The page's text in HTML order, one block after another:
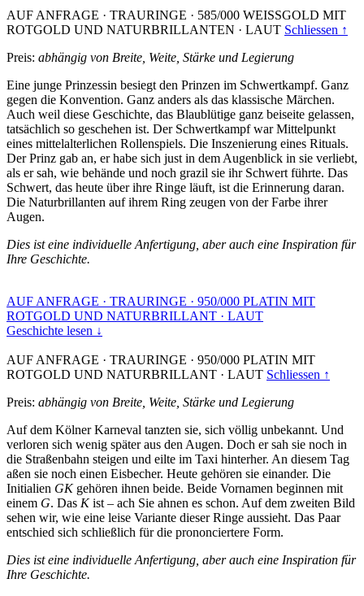
AUF ANFRAGE · TRAURINGE · 585/000 WEISSGOLD MIT
ROTGOLD UND NATURBRILLANTEN · LAUT Schliessen ↑
Preis: abhängig von Breite, Weite, Stärke und Legierung
Eine junge Prinzessin besiegt den Prinzen im Schwertkampf. Ganz
gegen die Konvention. Ganz anders als das klassische Märchen.
Auch weil diese Geschichte, das Blaublütige ganz beiseite gelassen,
tatsächlich so geschehen ist. Der Schwertkampf war Mittelpunkt
eines mittelalterlichen Rollenspiels. Die Inszenierung eines Rituals.
Der Prinz gab an, er habe sich just in dem Augenblick in sie verliebt,
als er sah, wie behände und noch grazil sie ihr Schwert führte. Das
Schwert, das heute über ihre Ringe läuft, ist die Erinnerung daran.
Die Naturbrillanten auf ihrem Ring zeugen von der Farbe ihrer
Augen.
Dies ist eine individuelle Anfertigung, aber auch eine Inspiration für
Ihre Geschichte.
AUF ANFRAGE · TRAURINGE · 950/000 PLATIN MIT
ROTGOLD UND NATURBRILLANT · LAUT
Geschichte lesen ↓
AUF ANFRAGE · TRAURINGE · 950/000 PLATIN MIT
ROTGOLD UND NATURBRILLANT · LAUT Schliessen ↑
Preis: abhängig von Breite, Weite, Stärke und Legierung
Auf dem Kölner Karneval tanzten sie, sich völlig unbekannt. Und
verloren sich wenig später aus den Augen. Doch er sah sie noch in
die Straßenbahn steigen und eilte im Taxi hinterher. An diesem Tag
aßen sie noch einen Eisbecher. Heute gehören sie einander. Die
Initialien GKgehören ihnen beide. Beide Vornamen beginnen mit
einem G. Das Kist – ach Sie ahnen es schon. Auf dem zweiten Bild
sehen wir, wie eine leise Variante dieser Ringe aussieht. Das Paar
entschied sich schließlich für die prononciertere Form.
Dies ist eine individuelle Anfertigung, aber auch eine Inspiration für
Ihre Geschichte.